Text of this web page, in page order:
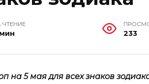
ЧТЕНИЕ
233
на 5 мая для всех знаков